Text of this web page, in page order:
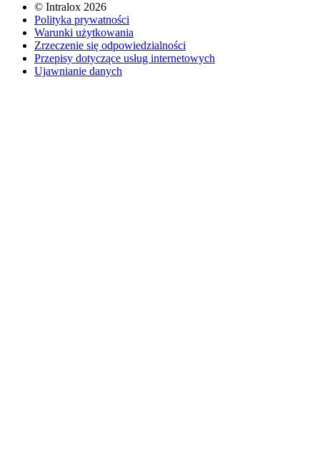
© Intralox 2026
Polityka prywatności
Warunki użytkowania
Zrzeczenie się odpowiedzialności
Przepisy dotyczące usług internetowych
Ujawnianie danych